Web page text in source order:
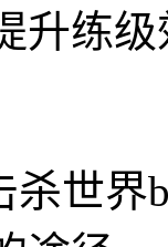
升练
杀世